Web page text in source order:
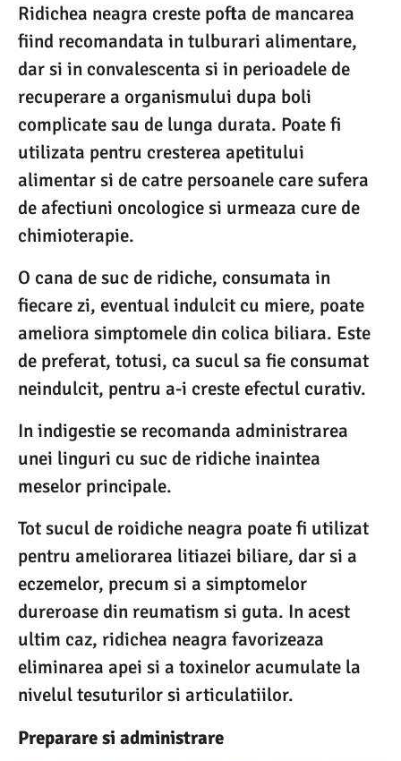
Ridichea neagra creste pofta de mancarea
fiind recomandata in tulburari alimentare,
dar si in convalescenta si in perioadele de
recuperare a organismului dupa boli
complicate sau de lunga durata. Poate fi
utilizata pentru cresterea apetitului
alimentar si de catre persoanele care sufera
de afectiuni oncologice si urmeaza cure de
chimioterapie.
O cana de suc de ridiche, consumata in
fiecare zi, eventual indulcit cu miere, poate
ameliora simptomele din colica biliara. Este
de preferat, totusi, ca sucul sa fie consumat
neindulcit, pentru a-i creste efectul curativ.
In indigestie se recomanda administrarea
unei linguri cu suc de ridiche inaintea
meselor principale.
Tot sucul de roidiche neagra poate fi utilizat
pentru ameliorarea litiazei biliare, dar si a
eczemelor, precum si a simptomelor
dureroase din reumatism si guta. In acest
ultim caz, ridichea neagra favorizeaza
eliminarea apei si a toxinelor acumulate la
nivelul tesuturilor si articulatiilor.
Preparare si administrare